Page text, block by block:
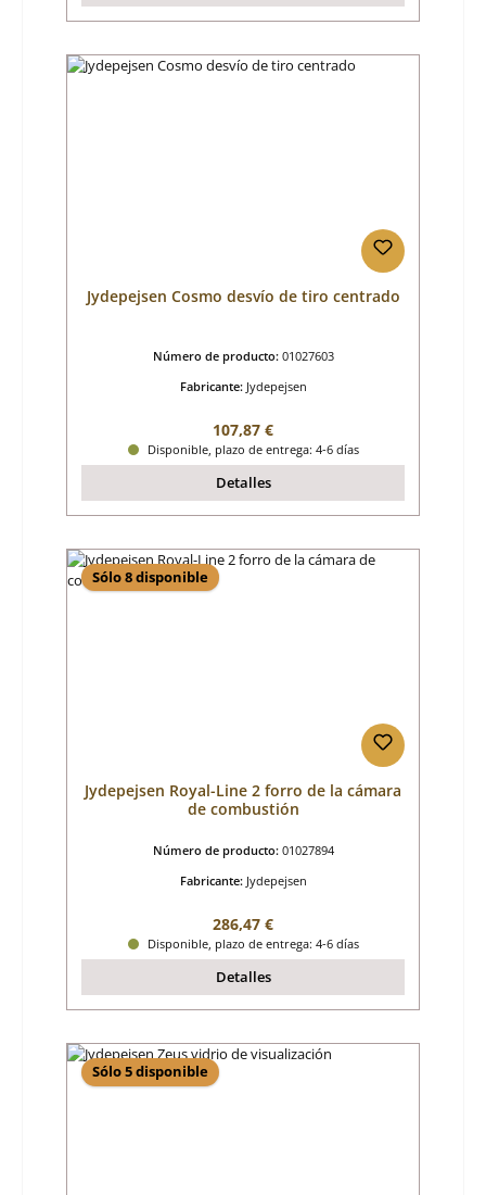
Jydepejsen Cosmo desvío de tiro centrado
Número de producto: 01027603
Fabricante: Jydepejsen
Precio normal:
107,87 €
Disponible, plazo de entrega: 4-6 días
Detalles
Sólo 8 disponible
Jydepejsen Royal-Line 2 forro de la cámara
de combustión
Número de producto: 01027894
Fabricante: Jydepejsen
Precio normal:
286,47 €
Disponible, plazo de entrega: 4-6 días
Detalles
Sólo 5 disponible